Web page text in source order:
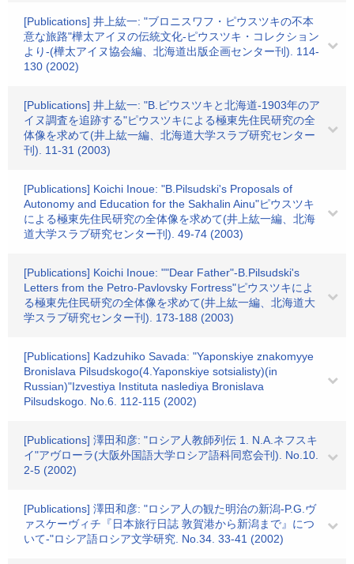
[Publications] 井上紘一: "ブロニスワフ・ピウスツキの不本
意な旅路"樺太アイヌの伝統文化-ピウスツキ・コレクション
より-(樺太アイヌ協会編、北海道出版企画センター刊). 114-
130 (2002)
[Publications] 井上紘一: "B.ピウスツキと北海道-1903年のア
イヌ調査を追跡する"ピウスツキによる極東先住民研究の全
体像を求めて(井上紘一編、北海道大学スラブ研究センター
刊). 11-31 (2003)
[Publications] Koichi Inoue: "B.Pilsudski's Proposals of
Autonomy and Education for the Sakhalin Ainu"ピウスツキ
による極東先住民研究の全体像を求めて(井上紘一編、北海
道大学スラブ研究センター刊). 49-74 (2003)
[Publications] Koichi Inoue: ""Dear Father"-B.Pilsudski's
Letters from the Petro-Pavlovsky Fortress"ピウスツキによ
る極東先住民研究の全体像を求めて(井上紘一編、北海道大
学スラブ研究センター刊). 173-188 (2003)
[Publications] Kadzuhiko Savada: "Yaponskiye znakomyye
Bronislava Pilsudskogo(4.Yaponskiye sotsialisty)(in
Russian)"Izvestiya Instituta naslediya Bronislava
Pilsudskogo. No.6. 112-115 (2002)
[Publications] 澤田和彦: "ロシア人教師列伝 1. N.A.ネフスキ
イ"アヴローラ(大阪外国語大学ロシア語科同窓会刊). No.10.
2-5 (2002)
[Publications] 澤田和彦: "ロシア人の観た明治の新潟-P.G.ヴ
ァスケーヴィチ『日本旅行日誌 敦賀港から新潟まで』につ
いて-"ロシア語ロシア文学研究. No.34. 33-41 (2002)